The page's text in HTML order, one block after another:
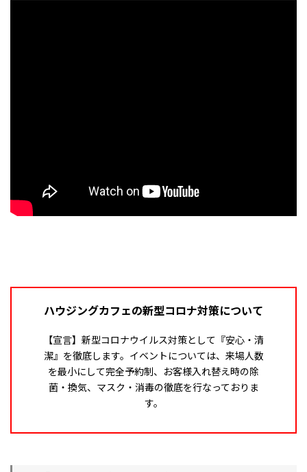
ハウジングカフェの新型コロナ対策について
【宣言】新型コロナウイルス対策として『安心・清
潔』を徹底します。イベントについては、来場人数
を最小にして完全予約制、お客様入れ替え時の除
菌・換気、マスク・消毒の徹底を行なっておりま
す。